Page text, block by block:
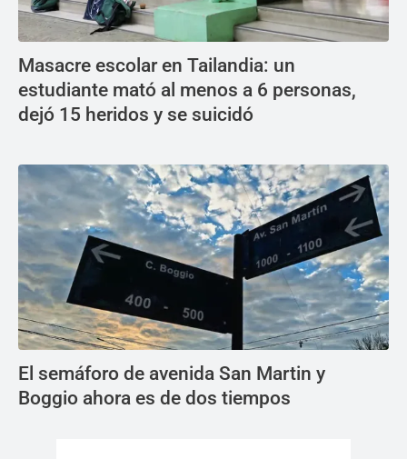
Masacre escolar en Tailandia: un
estudiante mató al menos a 6 personas,
dejó 15 heridos y se suicidó
El semáforo de avenida San Martin y
Boggio ahora es de dos tiempos